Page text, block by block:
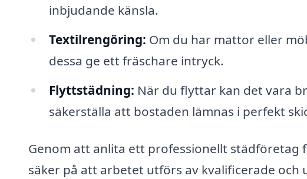
inbjudande känsla.
Textilrengöring: Om du har mattor eller
dessa ge ett fräschare intryck.
Flyttstädning: När du flyttar kan det vara
säkerställa att bostaden lämnas i perfekt
Genom att anlita ett professionellt städföretag
säker på att arbetet utförs av kvalificerade